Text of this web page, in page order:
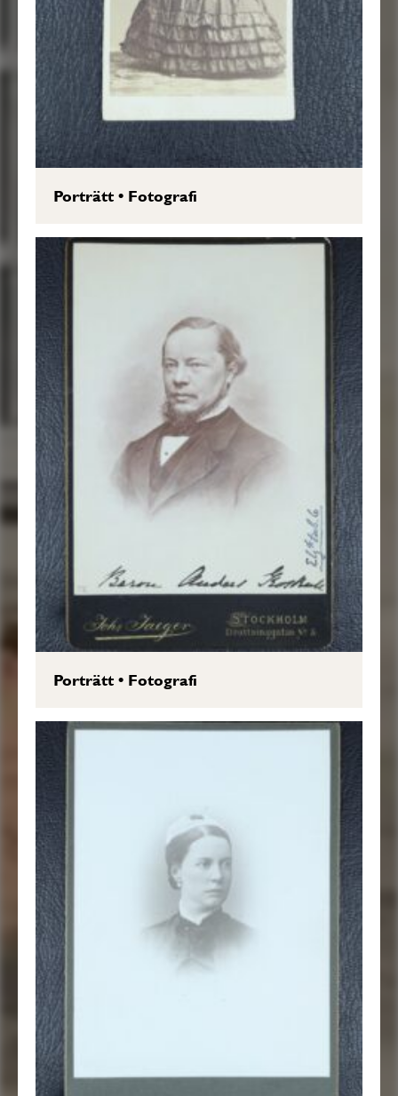
Porträtt• Fotografi
Porträtt• Fotografi